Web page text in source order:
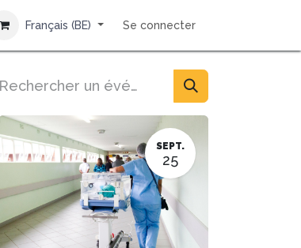
Français (BE) Se connecter
SEPT.
25